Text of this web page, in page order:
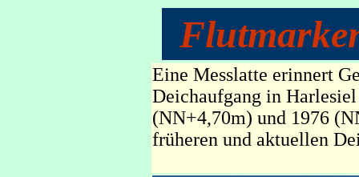
Eine Messlatte erinnert
Deichaufgang in
(NN+4,70m) und 1976
früheren und aktuellen